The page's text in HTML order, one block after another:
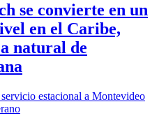
se convierte en un
en el Caribe,
natural de